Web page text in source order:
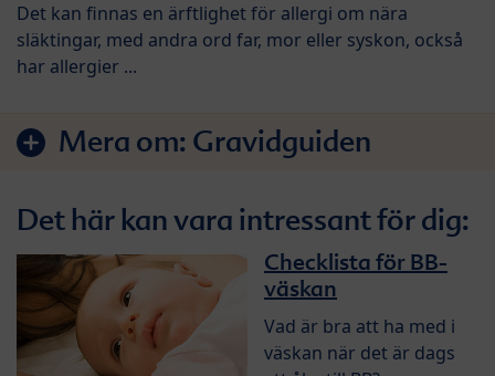
Det kan finnas en ärftlighet för allergi om nära
släktingar, med andra ord far, mor eller syskon, också
har allergier ...
Mera om: Gravidguiden
Det här kan vara intressant för dig:
Checklista för BB-
väskan
Vad är bra att ha med i
väskan när det är dags